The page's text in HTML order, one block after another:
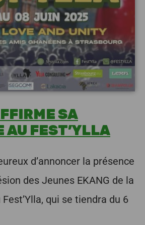
SA
AU FEST’YLLA
d’annoncer la présence
des Jeunes EKANG de la
qui se tiendra du 6